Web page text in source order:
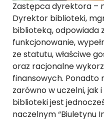
Zastępca dyrektora –
Dyrektor biblioteki,
biblioteką, odpowiada
funkcjonowanie,
ze statutu, właściwe
oraz racjonalne
finansowych.
zarówno w uczelni, jak
biblioteki jest
naczelnym “Biuletynu